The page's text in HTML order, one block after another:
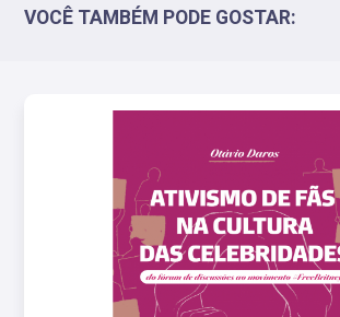
VOCÊ TAMBÉM PODE GOSTAR: